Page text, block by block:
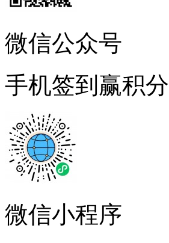
微信公众号
手机签到赢积分
微信小程序